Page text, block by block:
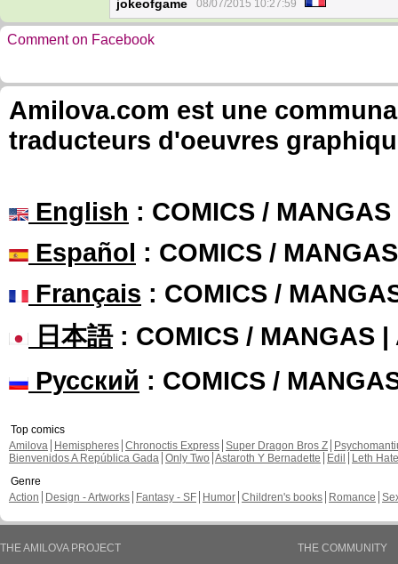
jokeofgame 08/07/2015 10:27:59
Comment on Facebook
Amilova.com est une
traducteurs d'oeuvres
English : COMICS /
Español : COMICS /
Français : COMICS /
日本語: COMICS / MANGAS |
Русский : COMICS /
Top comics
Amilova
Hemispheres Chronoctis Express Super Dragon Bros Z
Bienvenidos A República Gada Only Two Astaroth Y Bernadette Edil
Leth Hate
Genre
Action
Design - Artworks Fantasy - SF Humor Children's books Romance
THE AMILOVA PROJECT
THE COMMUNITY